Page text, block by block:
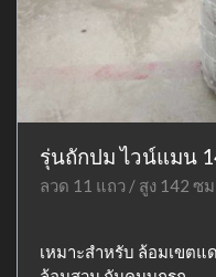
รุ่นถักปม ไวน์แมน
ลวด 11 แถว / สูง 142 ซ
เหมาะสำหรับ ล้อมเขต